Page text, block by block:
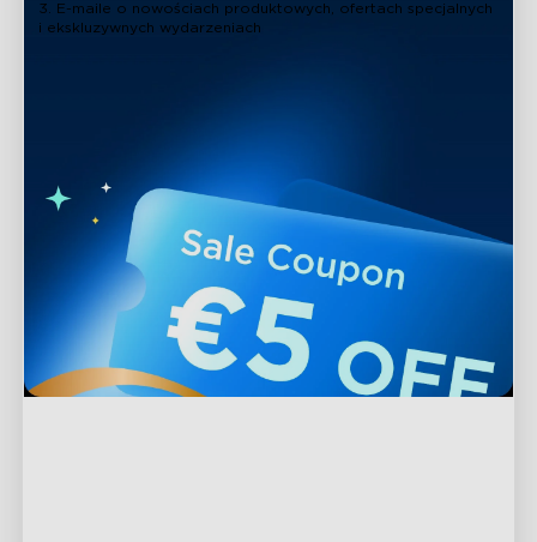
3. E-maile o nowościach produktowych, ofertach specjalnych
i ekskluzywnych wydarzeniach